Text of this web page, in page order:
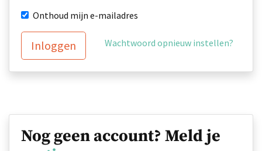
Onthoud mijn e-mailadres
Inloggen Wachtwoord opnieuw instellen?
Nog geen account? Meld je